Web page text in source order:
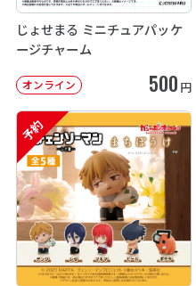
じょせまる ミニチュアパッケ
ージチャーム
オンライン 500 円
予約